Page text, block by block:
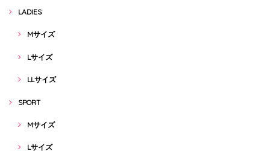
LADIES
Mサイズ
Lサイズ
LLサイズ
SPORT
Mサイズ
Lサイズ